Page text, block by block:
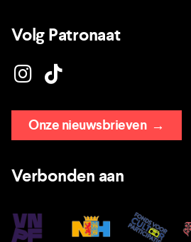
Volg Patronaat
Onze nieuwsbrieven→
Verbonden aan